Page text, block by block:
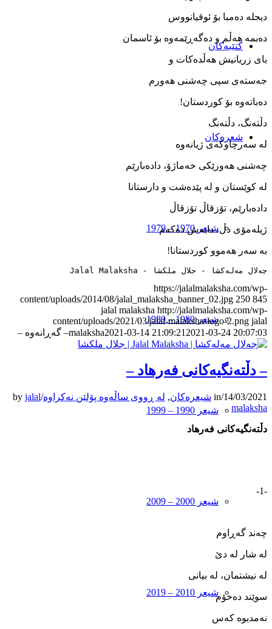
کتێبەکان
شعرەکان
شیعر 1970 – 1979
شیعر 1980 – 1989
شیعر 1990 – 1999
شیعر 2000 – 2009
شیعر 2010 – 2019
دیجله‌ ده‌مبا بۆ ئوقیانووس
ده‌بمه ‌هه‌ڵم و ده‌گه‌ڕێمه‌وه‌ بۆ ئاسمان
بای زریانیش هه‌ڵده‌کات و
جه‌سته‌ی سپی چه‌شنی هه‌ورم
ده‌باته‌وه ‌بۆ کوردستان!
دڵته‌نگ، دڵته‌نگ
له‌ سه‌رچاوکه‌ی ژیانه‌وه
چه‌شنی هه‌ورێکی خه‌ماژۆ، داده‌بارێم
له‌ کوێستان و له ‌پێده‌شت و دارستانا
داده‌بارێم، تۆزقاڵ تۆزقاڵ
ژیله‌مۆی دڵ، دابه‌ش ده‌که‌م
به ‌سه‌ر هه‌موو کوردستانا!
جەلال مەلەکشا - جلال ملکشا - Jalal Malaksha
https://jalalmalaksha.com/wp-
content/uploads/2014/08/jalal_malaksha_banner_02.jpg 250 845
jalal malaksha http://jalalmalaksha.com/wp-
content/uploads/2021/03/jalal-malaksha-logo-2.png jalal
malaksha2021-03-14 21:09:21 2021-03-24 20:07:03 – گه‌ڕانه‌وه –
– دڵته‌نگیه‌کانی فه‌رهاد –
14/03/2021
/
in شیعرەکان, لە ڕووی ساڵەوە پۆلێن نەکراوە/
by jalal
malaksha
دڵته‌نگیه‌کانی فه‌رهاد
-1-
چه‌ند گه‌ڕاوم
له ‌شار له ‌دێ
له ‌نیشتمان، له ‌بیانی
سوێند ده‌خۆم
نه‌مدیوه ‌که‌س